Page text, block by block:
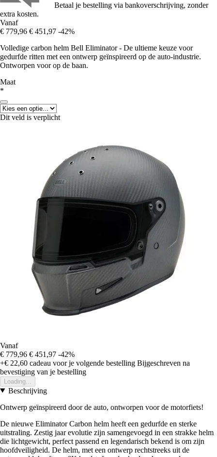
Betaal je bestelling via bankoverschrijving, zonder
extra kosten.
Vanaf
€ 779,96 € 451,97 -42%
Volledige carbon helm Bell Eliminator - De ultieme keuze voor
gedurfde ritten met een ontwerp geïnspireerd op de auto-industrie.
Ontworpen voor op de baan.
Maat
*
Dit veld is verplicht
Vanaf
€ 779,96 € 451,97 -42%
+€ 22,60 cadeau voor je volgende bestelling Bijgeschreven na
bevestiging van je bestelling
Loading...
Beschrijving
Ontwerp geïnspireerd door de auto, ontworpen voor de motorfiets!
De nieuwe Eliminator Carbon helm heeft een gedurfde en sterke
uitstraling. Zestig jaar evolutie zijn samengevoegd in een strakke helm
die lichtgewicht, perfect passend en legendarisch bekend is om zijn
hoofdveiligheid. De helm, met een ontwerp rechtstreeks uit de